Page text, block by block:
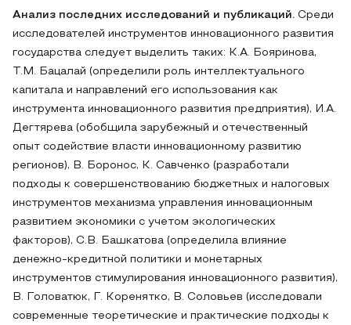
Анализ последних исследований и публикаций. Среди
исследователей инструментов инновационного развития
государства следует выделить таких: К.А. Бояринова,
Т.М. Бацалай (определили роль интеллектуального
капитала и направлений его использования как
инструмента инновационного развития предприятия), И.А.
Дегтярева (обобщила зарубежный и отечественный
опыт содействие власти инновационному развитию
регионов), В. Боронос, К. Савченко (разработали
подходы к совершенствованию бюджетных и налоговых
инструментов механизма управления инновационным
развитием экономики с учетом экологических
факторов), С.В. Башкатова (определила влияние
денежно-кредитной политики и монетарных
инструментов стимулирования инновационного развития),
В. Головатюк, Г. Коренятко, В. Соловьев (исследовали
современные теоретические и практические подходы к